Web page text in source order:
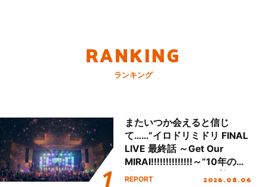
RANKING
ランキング
またいつか会えると信じ
て……“イロドリミドリ FINAL
LIVE 最終話 ～Get Our
MIRAI!!!!!!!!!!!!!!～”10年の活
動を経てファイナルを迎える
REPORT 2026.08.06